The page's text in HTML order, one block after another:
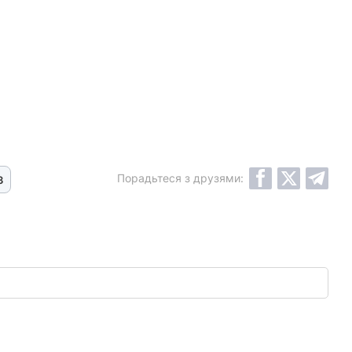
Порадьтеся з друзями: